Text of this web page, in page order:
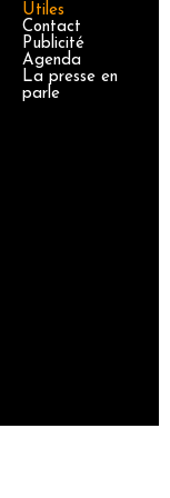
Utiles
Contact
Publicité
Agenda
La presse en
parle